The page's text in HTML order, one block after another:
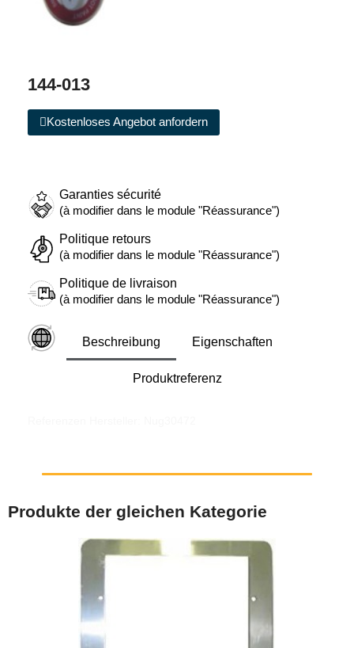
144-013
Kostenloses Angebot anfordern
Garanties sécurité
(à modifier dans le module "Réassurance")
Politique retours
(à modifier dans le module "Réassurance")
Politique de livraison
(à modifier dans le module "Réassurance")
Beschreibung Eigenschaften
Produktreferenz
Produkte der gleichen Kategorie